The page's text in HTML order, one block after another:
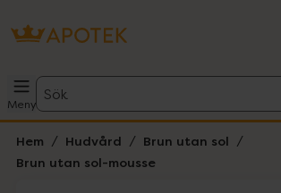
Meny
Sök
Hem Hudvård
Brun utan sol
Brun utan sol-mousse